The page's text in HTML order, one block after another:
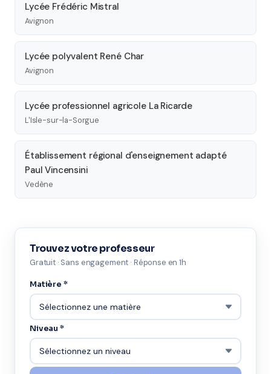
Lycée Frédéric Mistral
Avignon
Lycée polyvalent René Char
Avignon
Lycée professionnel agricole La Ricarde
L'Isle-sur-la-Sorgue
Établissement régional d'enseignement adapté
Paul Vincensini
Vedène
Trouvez votre professeur
Gratuit · Sans engagement · Réponse en 1h
Matière *
Niveau *